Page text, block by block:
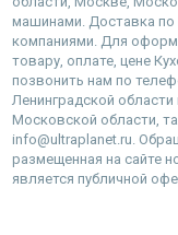
машинами. Доставка по
компаниями. Для
товару, оплате, цене
позвонить нам по
Ленинградской
Московской области,
info@ultraplanet.ru.
размещенная на сайте
является публичной